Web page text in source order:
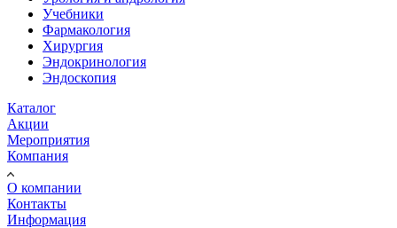
Учебники
Фармакология
Хирургия
Эндокринология
Эндоскопия
Каталог
Акции
Мероприятия
Компания
О компании
Контакты
Информация